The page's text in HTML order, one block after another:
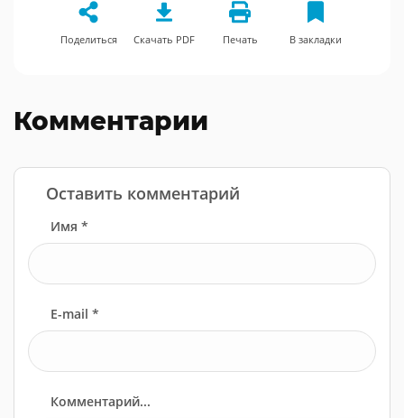
Поделиться Скачать PDF Печать В закладки
Комментарии
Оставить комментарий
Имя *
E-mail *
Комментарий...